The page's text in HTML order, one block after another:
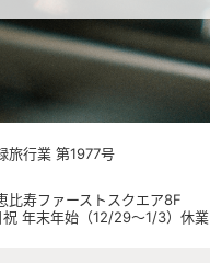
旅行業 第1977号
寿ファーストスクエア8F
年末年始（12/29～1/3）休業